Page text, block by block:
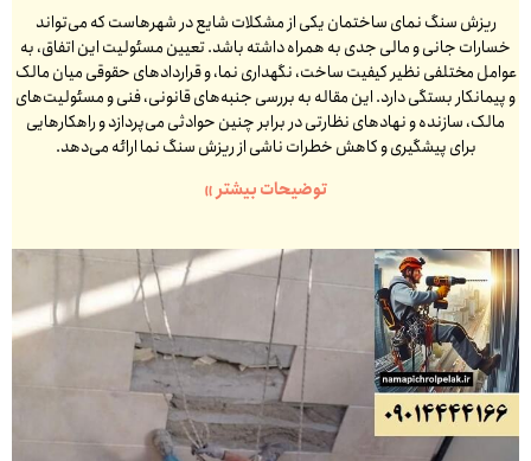
ریزش سنگ نمای ساختمان یکی از مشکلات شایع در شهرهاست که می‌تواند
خسارات جانی و مالی جدی به همراه داشته باشد. تعیین مسئولیت این اتفاق، به
عوامل مختلفی نظیر کیفیت ساخت، نگهداری نما، و قراردادهای حقوقی میان مالک
و پیمانکار بستگی دارد. این مقاله به بررسی جنبه‌های قانونی، فنی و مسئولیت‌های
مالک، سازنده و نهادهای نظارتی در برابر چنین حوادثی می‌پردازد و راهکارهایی
برای پیشگیری و کاهش خطرات ناشی از ریزش سنگ نما ارائه می‌دهد.
توضیحات بیشتر »